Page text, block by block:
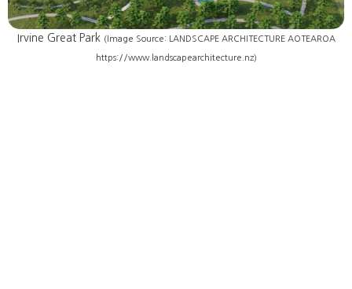
Irvine Great Park (Image Source: LANDSCAPE ARCHITECTURE AOTEAROA
https://www.landscapearchitecture.nz)